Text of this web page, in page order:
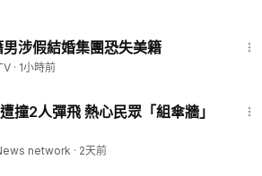
涉假結婚集團恐失美籍
· 1小時前
撞2人彈飛 熱心民眾「組傘牆」
network · 2天前